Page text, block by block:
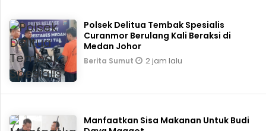
Polsek Delitua Tembak Spesialis
Curanmor Berulang Kali Beraksi di
Medan Johor
Berita Sumut 2 jam lalu
Manfaatkan Sisa Makanan Untuk Budi